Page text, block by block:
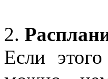
2.
Если